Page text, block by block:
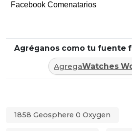
Facebook Comenatarios
Agréganos como tu fuente
AgregaWatches
1858 Geosphere 0 Oxygen